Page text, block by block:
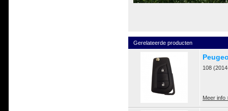
Gerelateerde producten
108
Meer info